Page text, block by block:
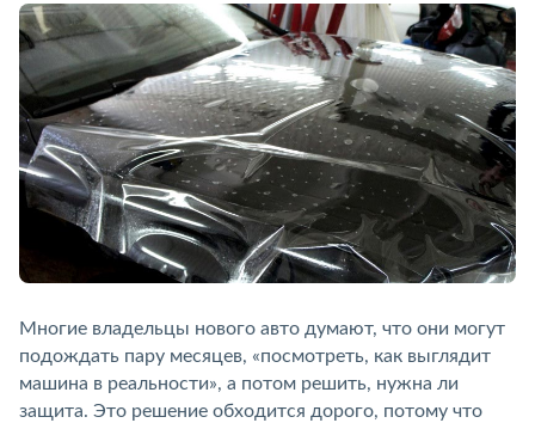
Многие владельцы нового авто думают, что они могут
подождать пару месяцев, «посмотреть, как выглядит
машина в реальности», а потом решить, нужна ли
защита. Это решение обходится дорого, потому что